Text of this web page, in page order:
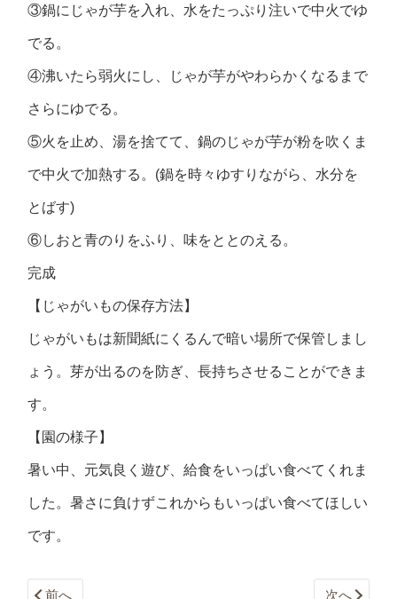
③鍋にじゃが芋を入れ、水をたっぷり注いで中火でゆ
でる。
④沸いたら弱火にし、じゃが芋がやわらかくなるまで
さらにゆでる。
⑤火を止め、湯を捨てて、鍋のじゃが芋が粉を吹くま
で中火で加熱する。(鍋を時々ゆすりながら、水分を
とばす)
⑥しおと青のりをふり、味をととのえる。
完成
【じゃがいもの保存方法】
じゃがいもは新聞紙にくるんで暗い場所で保管しまし
ょう。芽が出るのを防ぎ、長持ちさせることができま
す。
【園の様子】
暑い中、元気良く遊び、給食をいっぱい食べてくれま
した。暑さに負けずこれからもいっぱい食べてほしい
です。
前へ 次へ